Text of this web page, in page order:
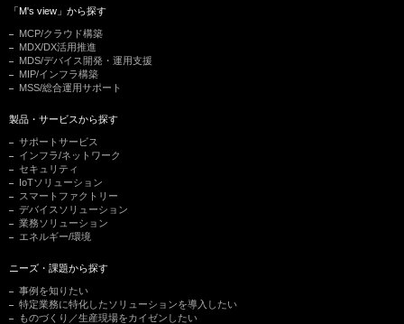
「M's view」から探す
MCP/クラウド構築
MDX/DX活用推進
MDS/デバイス開発・運用支援
MIP/インフラ構築
MSS/総合運用サポート
製品・サービスから探す
サポートサービス
インフラ/ネットワーク
セキュリティ
IoTソリューション
スマートファクトリー
デバイスソリューション
業務ソリューション
エネルギー/環境
ニーズ・課題から探す
事例を知りたい
特定業務に特化したソリューションを導入したい
ものづくり／生産現場をカイゼンしたい